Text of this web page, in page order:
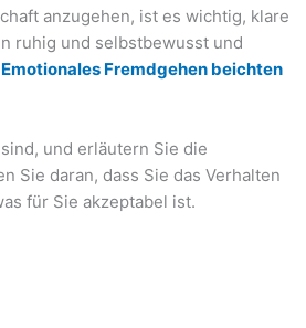
anzugehen, ist es wichtig, klare
ruhig und selbstbewusst und
Emotionales Fremdgehen beichten
und erläutern Sie die
Sie daran, dass Sie das Verhalten
für Sie akzeptabel ist.